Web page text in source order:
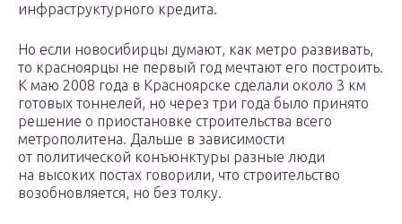
инфраструктурного кредита.
Но если новосибирцы думают, как метро развивать,
то красноярцы не первый год мечтают его построить.
К маю 2008 года в Красноярске сделали около 3 км
готовых тоннелей, но через три года было принято
решение о приостановке строительства всего
метрополитена. Дальше в зависимости
от политической конъюнктуры разные люди
на высоких постах говорили, что строительство
возобновляется, но без толку.